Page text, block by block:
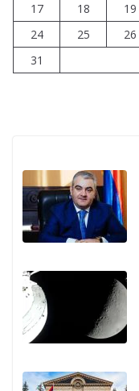
17
18 19
24
25 26
31